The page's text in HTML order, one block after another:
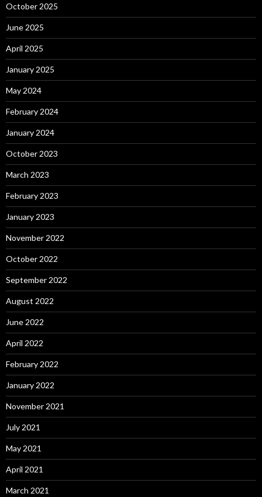
October 2025
June 2025
April 2025
January 2025
May 2024
February 2024
January 2024
October 2023
March 2023
February 2023
January 2023
November 2022
October 2022
September 2022
August 2022
June 2022
April 2022
February 2022
January 2022
November 2021
July 2021
May 2021
April 2021
March 2021